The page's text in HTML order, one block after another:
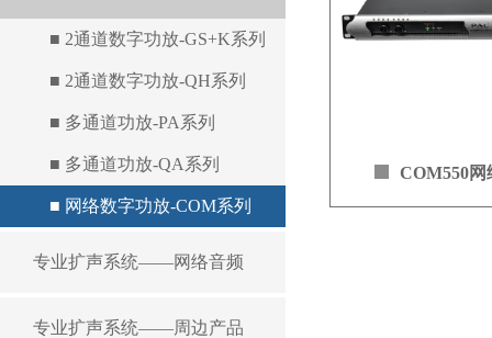
■ 2通道数字功放-GS+K系列
■ 2通道数字功放-QH系列
■ 多通道功放-PA系列
■ 多通道功放-QA系列
■ 网络数字功放-COM系列
专业扩声系统——网络音频
专业扩声系统——周边产品
COM550网